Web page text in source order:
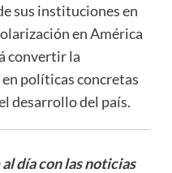
sus instituciones en
en América
convertir la
políticas concretas
desarrollo del país.
día con las noticias